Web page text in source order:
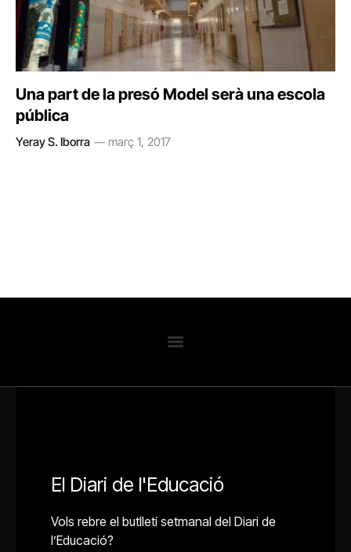
Una part de la presó Model serà una escola
pública
Yeray S. Iborra març 1, 2017